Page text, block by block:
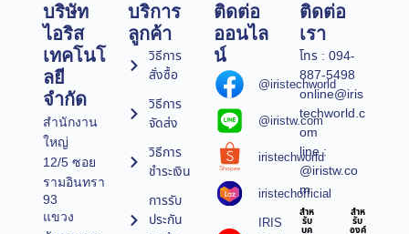
บริษัท
ไอริส
เทคโนโ
ลยี
จำกัด
สำนักงาน
ใหญ่
12/5 ซอย
รามอินทรา
93
แขวง
บริการ
ลูกค้า
วิธีการ
สั่งซื้อ
วิธีการ
จัดส่ง
วิธีการ
ชำระเงิน
การรับ
ประกัน
ติดต่อ
ออนไล
น์
@iristechworld
@iristw.com
iristechworld
iristechofficial
IRIS
ติดต่อ
เรา
โทร : 094-
887-5498
online@iris
techworld.c
om
line :
@iristw.co
m
สำห
รับ
บุค
สำห
รับ
องค์